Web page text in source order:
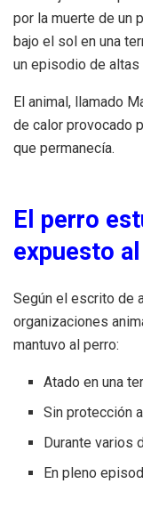
por la muerte de un
bajo el sol en una
un episodio de
El animal, llamado
de calor provocado
que permanecía.
El perro
expuesto
Según el escrito de
organizaciones
mantuvo al perro:
Atado en una
Sin protección
Durante varios
En pleno